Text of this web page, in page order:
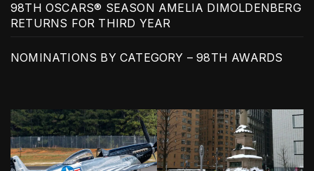
98TH OSCARS® SEASON AMELIA DIMOLDENBERG
RETURNS FOR THIRD YEAR
NOMINATIONS BY CATEGORY – 98TH AWARDS